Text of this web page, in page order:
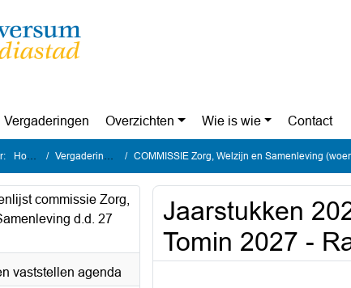
Vergaderingen Overzichten Wie is wie Contact
Home Vergaderingen COMMISSIE Zorg, Welzijn en Samenleving
commissie Zorg,
d.d. 27
vaststellen agenda
Jaarstukken
Tomin 2027 -